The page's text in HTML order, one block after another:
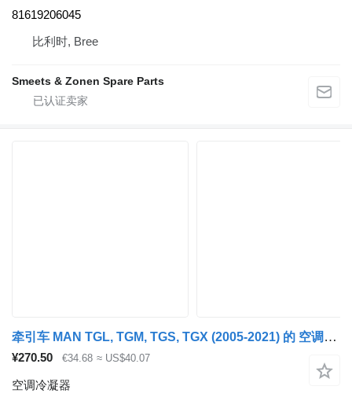
81619206045
比利时, Bree
Smeets & Zonen Spare Parts
牵引车 MAN TGL, TGM, TGS, TGX (2005-2021) 的 空调冷凝器 MAN TGX 18.440 (01.07-) 81619750304
¥270.50 €34.68 ≈ US$40.07
空调冷凝器